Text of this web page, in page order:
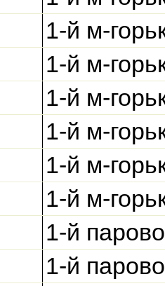
1-й м-
1-й м-
1-й м-
1-й м-
1-й м-
1-й м-
1-й
1-й